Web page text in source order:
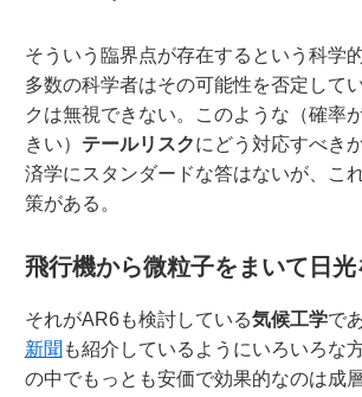
そういう臨界点が存在するという科学
多数の科学者はその可能性を否定して
クは無視できない。このような（確率
きい） テールリスクにどう対応すべき
済学にスタンダードな答はないが、こ
策がある。
飛行機から微粒子をまいて日光
それがAR6も検討している気候工学で
新聞 も紹介しているようにいろいろな
の中でもっとも安価で効果的なのは成